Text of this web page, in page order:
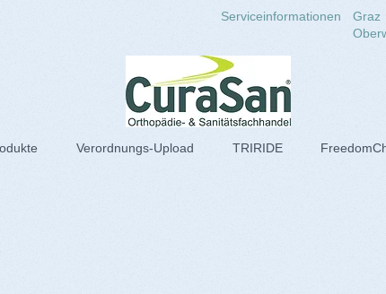
Serviceinformationen Graz
Verordnungs-Upload TRIRIDE